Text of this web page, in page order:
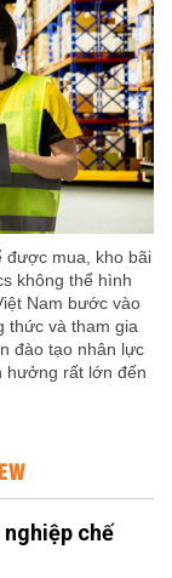
được mua, kho bãi
không thể hình
Nam bước vào
thức và tham gia
đào tạo nhân lực
hưởng rất lớn đến
chế